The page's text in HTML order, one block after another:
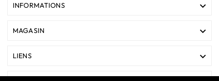
INFORMATIONS 
MAGASIN 
LIENS 